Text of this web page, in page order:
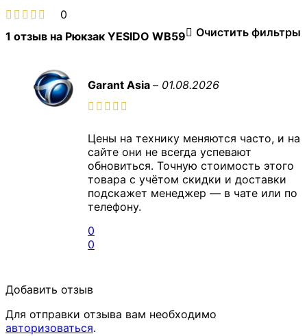
0
1 отзыв на Рюкзак YESIDO WB59 Очистить фильтры
Garant Asia – 01.08.2026
Цены на технику меняются часто, и на
сайте они не всегда успевают
обновиться. Точную стоимость этого
товара с учётом скидки и доставки
подскажет менеджер — в чате или по
телефону.
0
0
Добавить отзыв
Для отправки отзыва вам необходимо
авторизоваться.